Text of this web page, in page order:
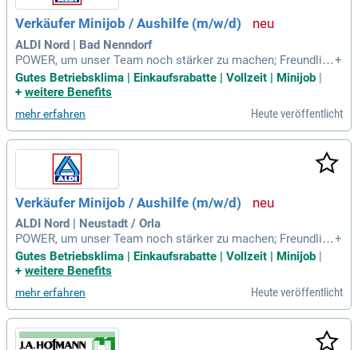
ltbarkeitsdaten gewissenhaft. So gewährleisten wir eine gep
flegte und gut sortierte Verkaufsfläche, die zum Einkaufen e
inlädt.
Verkäufer Minijob / Aushilfe (m/w/d)
ALDI Nord | Bad Nenndorf
POWER, um unser Team noch stärker zu machen; Freundlich
es Auftreten und Spaß am Umgang mit Kundinnen und Kund
en; Lust darauf, sorgfältig und engagiert mit anzupacken; Fle
e Tätigkeit im Verkauf
+
Gutes Betriebsklima | Einkaufsrabatte | Vollzeit | Minijob |
+ weitere Benefits
mehr erfahren Heute veröffentlicht
Verkäufer Minijob / Aushilfe (m/w/d)
ALDI Nord | Neustadt / Orla
POWER, um unser Team noch stärker zu machen; Freundlich
es Auftreten und Spaß am Umgang mit Kundinnen und Kund
en; Lust darauf, sorgfältig und engagiert mit anzupacken; Fle
e Tätigkeit im Verkauf
+
Gutes Betriebsklima | Einkaufsrabatte | Vollzeit | Minijob |
+ weitere Benefits
mehr erfahren Heute veröffentlicht